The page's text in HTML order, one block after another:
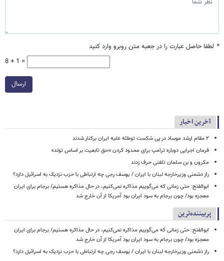
* لطفا حاصل عبارت را در جعبه متن روبرو وارد کنید
8 + 1 =
ارسال
آخرین اخبار
۲ مقام‌ ارشد موساد در پی شکست توطئه علیه ایران برکنار شدند
فرمان اجرایی دوباره ترامپ برای محدود کردن «حق تابعیت بر اساس تولد»
مکرون و بن سلمان تلفنی حرف زدند
راز دشمنی وزیرخارجه لبنان با ایران / یوسف رجی چه ارتباطی با حزب نزدیک به اسرائیل دارد؟
ابوالفتح: حتی زمانی که می‌گوییم مذاکره نمی‌کنیم، در حال مذاکره هستیم/ برجام برای ایران
معجزه بود/ چون برجام به سود ایران بود آمریکا از آن خارج شد
پربیننده‌ترین
ابوالفتح: حتی زمانی که می‌گوییم مذاکره نمی‌کنیم، در حال مذاکره هستیم/ برجام برای ایران
معجزه بود/ چون برجام به سود ایران بود آمریکا از آن خارج شد
راز دشمنی وزیرخارجه لبنان با ایران / یوسف رجی چه ارتباطی با حزب نزدیک به اسرائیل دارد؟